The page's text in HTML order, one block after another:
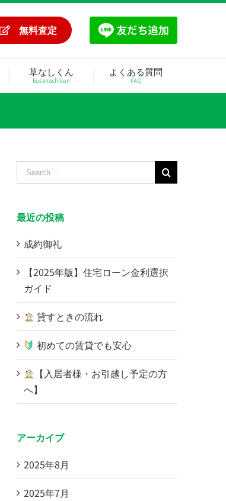
無料査定
草なしくん
kusanashikun
よくある質問
FAQ
Search
for:
最近の投稿
成約御礼
【2025年版】住宅ローン金利選択
ガイド
貸すときの流れ
初めての賃貸でも安心
【入居者様・お引越し予定の方
へ】
アーカイブ
2025年8月
2025年7月